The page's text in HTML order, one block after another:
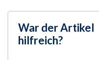
War der Artikel
hilfreich?